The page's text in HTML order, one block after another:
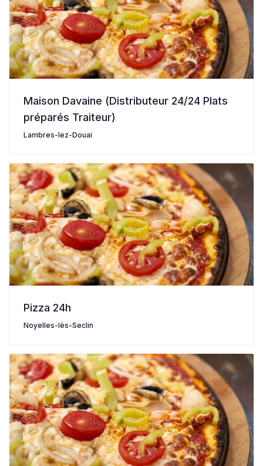
Maison Davaine (Distributeur 24/24 Plats
préparés Traiteur)
Lambres-lez-Douai
Pizza 24h
Noyelles-lès-Seclin